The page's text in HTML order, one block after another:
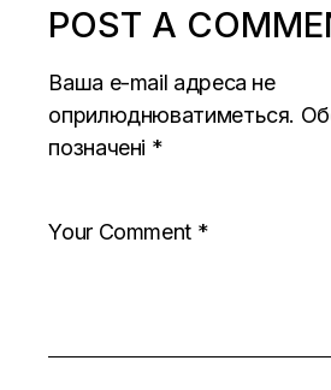
POST A
Ваша e-mail адреса не
оприлюднюватиметься.
позначені *